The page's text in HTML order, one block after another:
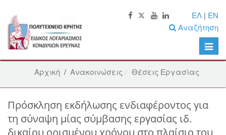
ΕΛ | EN
Αναζήτηση
Toggle
Αρχική / Ανακοινώσεις Θέσεις Εργασίας
Πρόσκληση εκδήλωσης ενδιαφέροντος για
τη σύναψη μίας σύμβασης εργασίας ιδ.
δικαίου ορισμένου χρόνου στο πλαίσιο του